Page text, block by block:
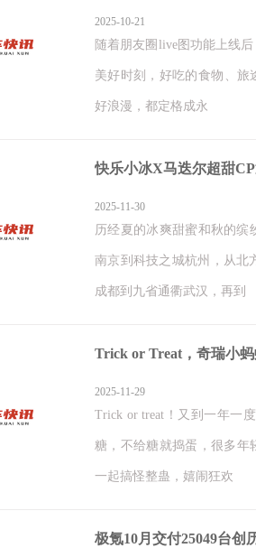
2025-10-21
随着朋友圈live图功能上线
美好时刻，好吃的食物、
好浪漫，都定格成永
快乐小冰X马迭尔超甜
2025-11-30
历经夏的冰爽甜蜜和秋的缤
南京到科技之城杭州，从北
成都到九省通衢武汉，再到
Trick or Treat，奇瑞小
2025-11-29
Trick or treat！又到一年一
糖，不给糖就捣蛋，很多年
一起搞怪整蛊，嬉闹狂欢
极氪10月交付25049台创